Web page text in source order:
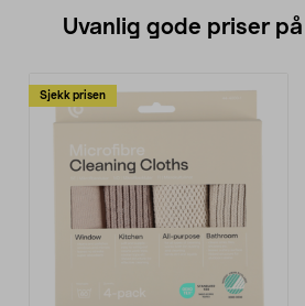
Uvanlig gode priser
Sjekk prisen